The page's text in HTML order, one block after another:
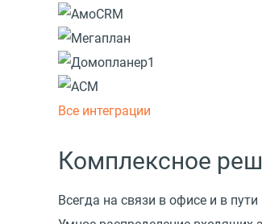
Все интеграции
Комплексное
Всегда на связи в офисе и в пути